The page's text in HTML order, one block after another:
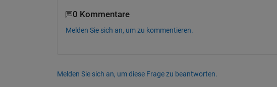
0 Kommentare
Melden Sie sich an, um zu kommentieren.
Melden Sie sich an, um diese Frage zu beantworten.